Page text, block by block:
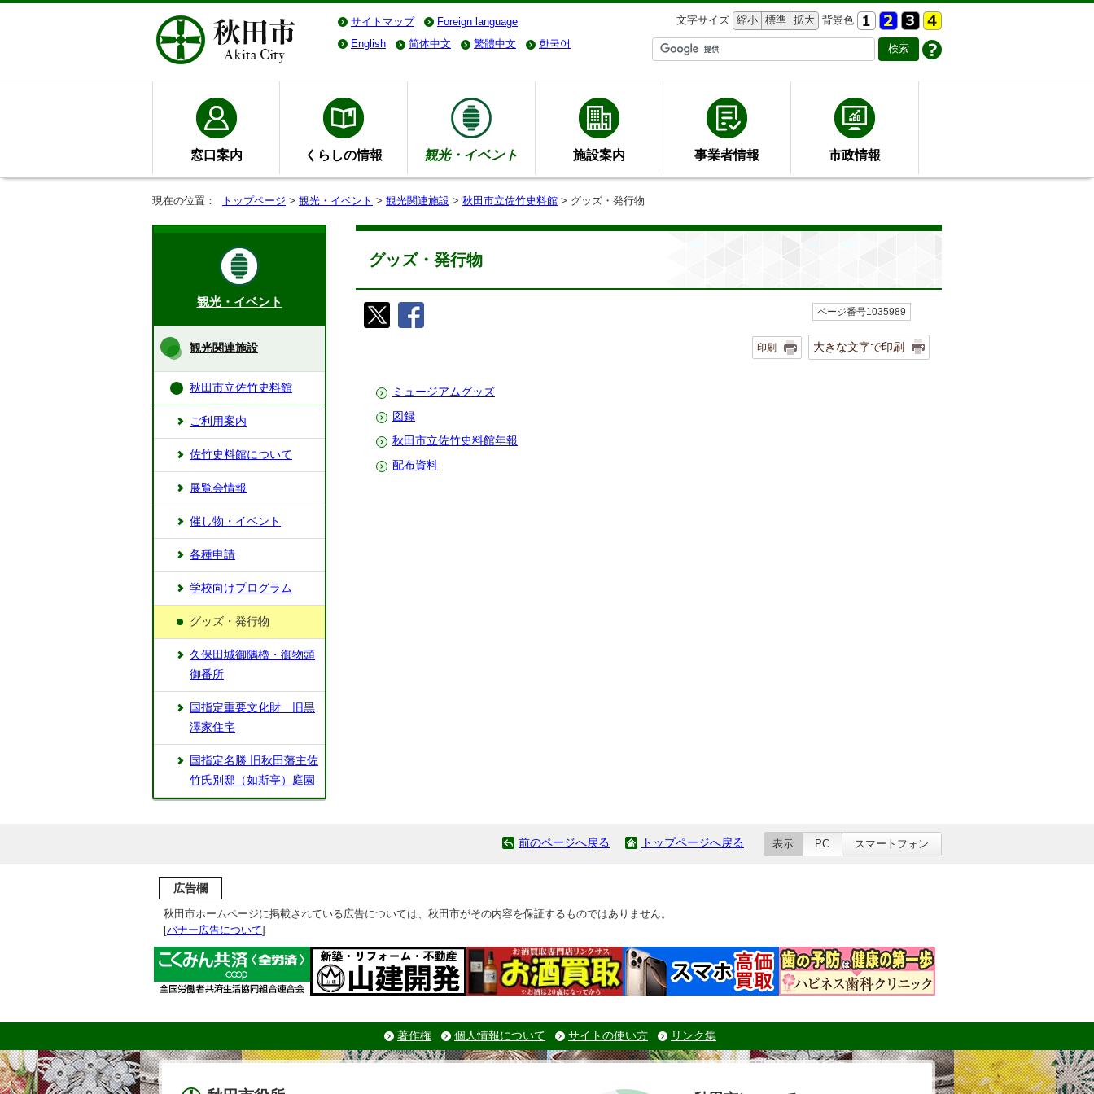
サイトマップ Foreign language 文字サイズ 縮小 標準 拡大 背景色
English
简体中文 繁體中文 한국어
窓口案内 くらしの情報 観光・イベント 施設案内 事業者情報 市政情報
現在の位置： トップページ > 観光・イベント > 観光関連施設 > 秋田市立佐竹史料館 > グッズ・発行物
グッズ・発行物
ページ番号1035989
印刷 大きな文字で印刷
ミュージアムグッズ
図録
秋田市立佐竹史料館年報
配布資料
観光・イベント
観光関連施設
秋田市立佐竹史料館
ご利用案内
佐竹史料館について
展覧会情報
催し物・イベント
各種申請
学校向けプログラム
グッズ・発行物
久保田城御隅櫓・御物頭
御番所
国指定重要文化財 旧黒
澤家住宅
国指定名勝 旧秋田藩主佐
竹氏別邸（如斯亭）庭園
前のページへ戻る トップページへ戻る 表示 PC スマートフォン
広告欄
秋田市ホームページに掲載されている広告については、秋田市がその内容を保証するものではありません。
[バナー広告について]
著作権 個人情報について サイトの使い方 リンク集